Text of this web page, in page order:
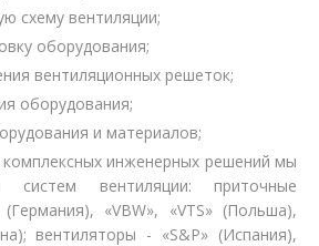
схему вентиляции;
оборудования;
вентиляционных решеток;
оборудования;
и материалов;
комплексных инженерных решений мы
систем вентиляции: приточные
(Германия), «VBW», «VTS» (Польша),
вентиляторы - «S&P» (Испания),